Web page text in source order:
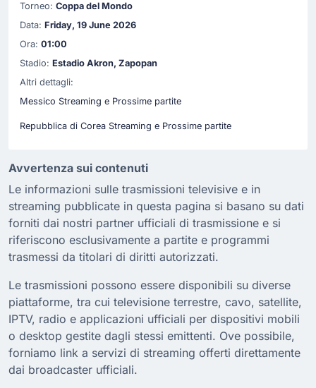
Torneo: Coppa del Mondo
Data: Friday, 19 June 2026
Ora: 01:00
Stadio: Estadio Akron, Zapopan
Altri dettagli:
Messico Streaming e Prossime partite
Repubblica di Corea Streaming e Prossime partite
Avvertenza sui contenuti
Le informazioni sulle trasmissioni televisive e in
streaming pubblicate in questa pagina si basano su dati
forniti dai nostri partner ufficiali di trasmissione e si
riferiscono esclusivamente a partite e programmi
trasmessi da titolari di diritti autorizzati.
Le trasmissioni possono essere disponibili su diverse
piattaforme, tra cui televisione terrestre, cavo, satellite,
IPTV, radio e applicazioni ufficiali per dispositivi mobili
o desktop gestite dagli stessi emittenti. Ove possibile,
forniamo link a servizi di streaming offerti direttamente
dai broadcaster ufficiali.